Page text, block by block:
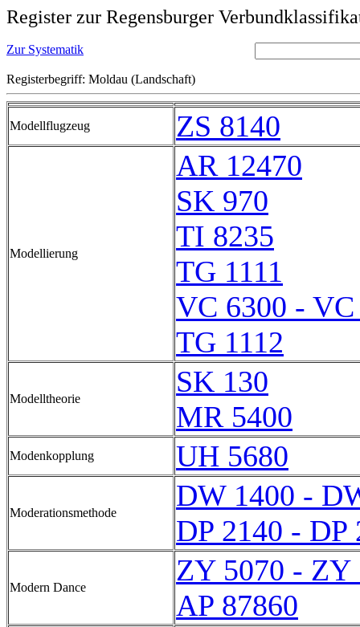
Register zur Regensburger
Zur Systematik
Registerbegriff: Moldau (Landschaft)
Modellflugzeug ZS 8140
Modellierung
AR 12470
SK 970
TI 8235
TG 1111
VC 6300 - VC
TG 1112
Modelltheorie
SK 130
MR 5400
Modenkopplung UH 5680
Moderationsmethode
DW 1400 -
DP 2140 - DP
Modern Dance
ZY 5070 - ZY
AP 87860